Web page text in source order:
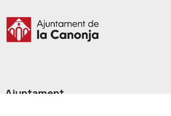
Ajuntament